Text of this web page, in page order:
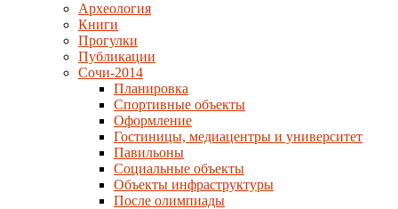
Археология
Книги
Прогулки
Публикации
Сочи-2014
Планировка
Спортивные объекты
Оформление
Гостиницы, медиацентры и университет
Павильоны
Социальные объекты
Объекты инфраструктуры
После олимпиады